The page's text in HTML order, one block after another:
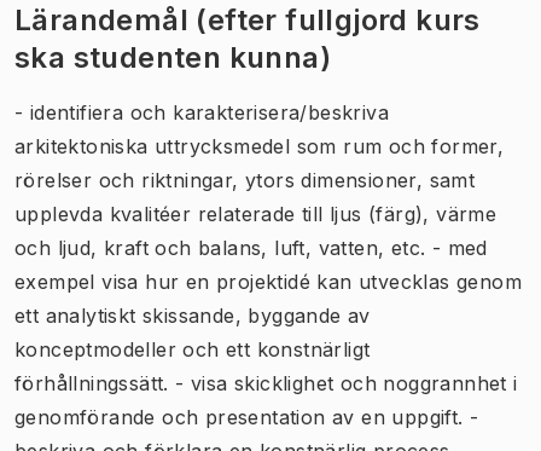
Lärandemål (efter fullgjord kurs
ska studenten kunna)
- identifiera och karakterisera/beskriva
arkitektoniska uttrycksmedel som rum och former,
rörelser och riktningar, ytors dimensioner, samt
upplevda kvalitéer relaterade till ljus (färg), värme
och ljud, kraft och balans, luft, vatten, etc. - med
exempel visa hur en projektidé kan utvecklas genom
ett analytiskt skissande, byggande av
konceptmodeller och ett konstnärligt
förhållningssätt. - visa skicklighet och noggrannhet i
genomförande och presentation av en uppgift. -